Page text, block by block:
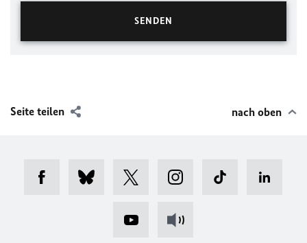
Seite teilen nach oben